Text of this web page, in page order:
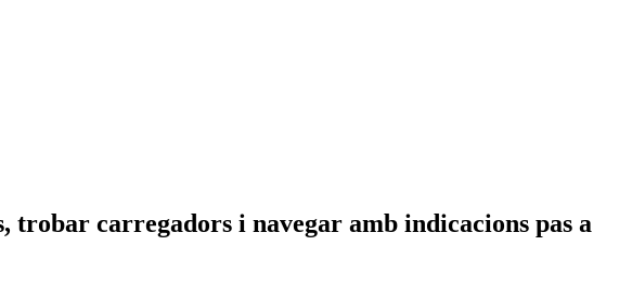
carregadors i navegar amb indicacions pas a